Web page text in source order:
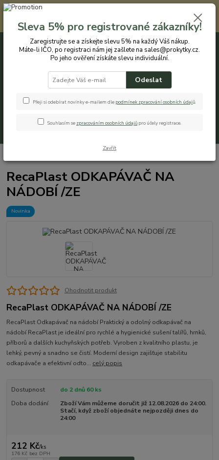
Registrovaným zákazníkům nabízíme slevu 5% na každý nákup. Máte-li
IČO, po registraci nám jej zašlete na sales@prokytky.cz. Po jeho ověření
získáte slevu individuální. Přejít na registraci →
CZK
+420 774 544 973 0ks
RecaPlast ODKAPÁVAČ NA
NÁDOBÍ /ZE
Novinka
Ohodnotit produkt
RecaPlast ODKAPÁVAČ NA NÁDOBÍ /ZE
RecaPlast Odkapávač na nádobí Praktický a odolný odkapávač na
nádobí RecaPlast je ideální pro rychlé a hygienické sušení talířů, hrnků,
příborů a dalších kuchyňských potřeb. Vyroben z kvalitního plastu, je
lehký, pevný a snadno se čistí. Moderní design zajišťuje stabilitu
odkapávače a efektivní odto... celý popis
Dostupnost
do 2 dnů 60 ks
Doba dodání
Zboží Vám můžeme doručit již 12.08.2026 do 24:00.
Stačí, když zboží objednáte nejpozději dnes do
24:00
212 Kč/ks
176 Kč bez DPH
Sleva 5% pro registrované zákazníky!
Zaregistrujte se a získejte slevu 5% na každý Váš nákup.
Máte-li IČO, po registraci nám jej zašlete na sales@prokytky.cz.
Po jeho ověření získáte slevu individuální.
Odeslat
Přeji si odebírat novinky e-mailem dle podmínek zpracování osobních údajů.
Souhlasím se zpracováním osobních údajů pro účely registrace.
Zavřít